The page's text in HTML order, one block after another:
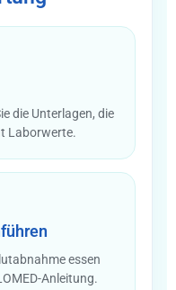
die Unterlagen, die
Laborwerte.
essen
Anleitung.